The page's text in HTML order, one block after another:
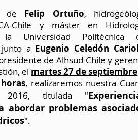
de Felip Ortuño,
Chile y máster en
Universidad Politécnica
junto a Eugenio Celedón
de Alhsud Chile y
el martes 27 de septiembre
, realizaremos nuestra
2016, titulada "
abordar problemas
".